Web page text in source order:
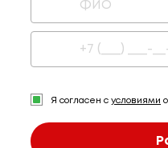
Я согласен с условиями